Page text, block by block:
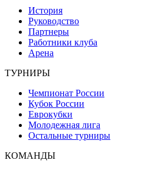
История
Руководство
Партнеры
Работники клуба
Арена
ТУРНИРЫ
Чемпионат России
Кубок России
Еврокубки
Молодежная лига
Остальные турниры
КОМАНДЫ